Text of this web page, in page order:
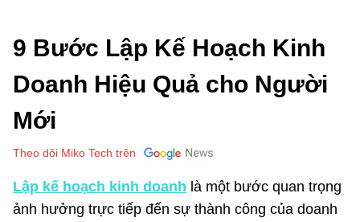
9 Bước Lập Kế Hoạch Kinh
Doanh Hiệu Quả cho Người
Mới
Theo dõi Miko Tech trên
Lập kế hoạch kinh doanh là một bước quan trọng
ảnh hưởng trực tiếp đến sự thành công của doanh